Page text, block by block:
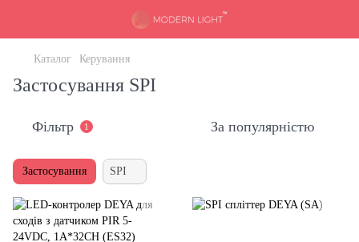
Каталог Керування
Застосування SPI
Фільтр 1 За популярністю
Застосування SPI